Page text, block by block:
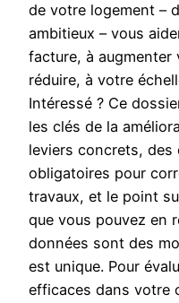
de votre logement –
ambitieux – vous
facture, à
réduire, à votre
Intéressé ? Ce
les clés de la
leviers concrets,
obligatoires pour
travaux, et le point
que vous pouvez en
données sont des
est unique. Pour
efficaces dans votre